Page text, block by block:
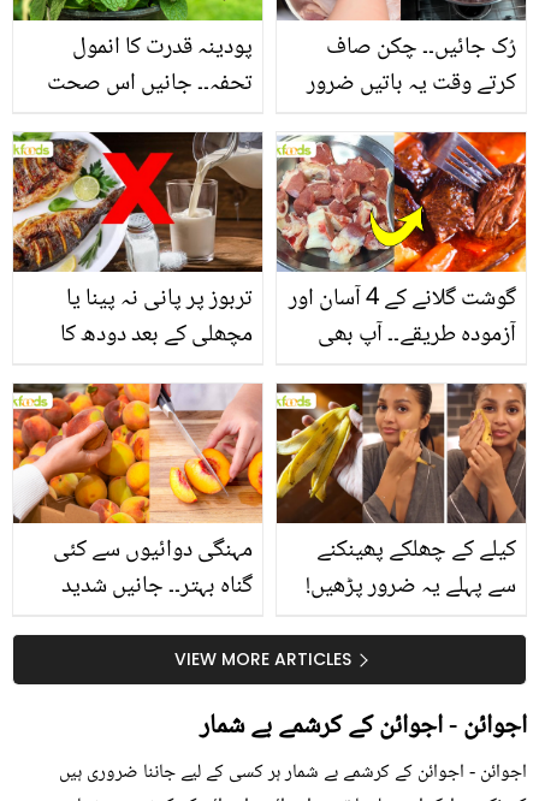
پودینہ قدرت کا انمول
تحفہ۔۔ جانیں اس صحت
انگیز طبی فوائد
رُک جائیں۔۔ چکن صاف
کرتے وقت یہ باتیں ضرور
تربوز پر پانی نہ پینا یا
مچھلی کے بعد دودھ کا
سے متعلق غلط فہمیوں کی
حقیقت کیا ہے اور افواہ
کیا؟
گوشت گلانے کے 4 آسان اور
آزمودہ طریقے۔۔ آپ بھی
بتائے راز
مہنگی دوائیوں سے کئی
گناہ بہتر۔۔ جانیں شدید
کیوں کھانا چاہیے؟
کیلے کے چھلکے پھینکنے
سے پہلے یہ ضرور پڑھیں!
سستا اور قدرتی حلVIEW MORE ARTICLES
اجوائن - اجوائن کے کرشمے بے شمار
اجوائن - اجوائن کے کرشمے بے شمار ہر کسی کے لیے جاننا ضروری ہیں